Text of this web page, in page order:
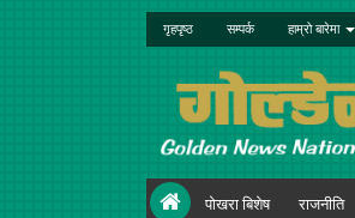
गृहपृष्ठ सम्पर्क हाम्रो बारेमा
पोखरा बिशेष राजनीति